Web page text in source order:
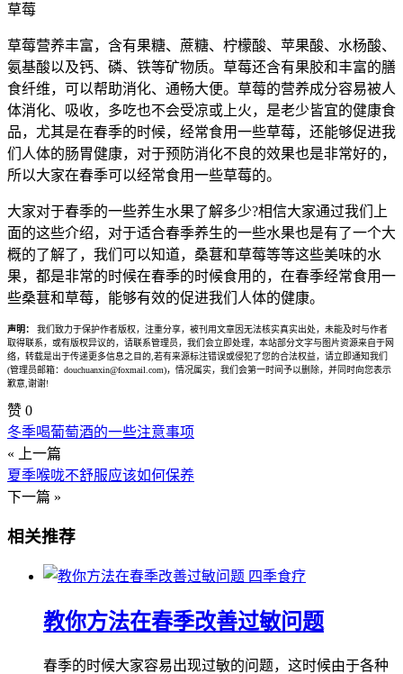
草莓
草莓营养丰富，含有果糖、蔗糖、柠檬酸、苹果酸、水杨酸、
氨基酸以及钙、磷、铁等矿物质。草莓还含有果胶和丰富的膳
食纤维，可以帮助消化、通畅大便。草莓的营养成分容易被人
体消化、吸收，多吃也不会受凉或上火，是老少皆宜的健康食
品，尤其是在春季的时候，经常食用一些草莓，还能够促进我
们人体的肠胃健康，对于预防消化不良的效果也是非常好的，
所以大家在春季可以经常食用一些草莓的。
大家对于春季的一些养生水果了解多少?相信大家通过我们上
面的这些介绍，对于适合春季养生的一些水果也是有了一个大
概的了解了，我们可以知道，桑葚和草莓等等这些美味的水
果，都是非常的时候在春季的时候食用的，在春季经常食用一
些桑葚和草莓，能够有效的促进我们人体的健康。
声明：
我们致力于保护作者版权，注重分享，被刊用文章因无法核实真实出处，未能及时与作者
取得联系，或有版权异议的，请联系管理员，我们会立即处理，本站部分文字与图片资源来自于网
络，转载是出于传递更多信息之目的,若有来源标注错误或侵犯了您的合法权益，请立即通知我们
(管理员邮箱：douchuanxin@foxmail.com)，情况属实，我们会第一时间予以删除，并同时向您表示
歉意,谢谢!
赞 0
冬季喝葡萄酒的一些注意事项
« 上一篇
夏季喉咙不舒服应该如何保养
下一篇 »
相关推荐
四季食疗
教你方法在春季改善过敏问题
春季的时候大家容易出现过敏的问题，这时候由于各种